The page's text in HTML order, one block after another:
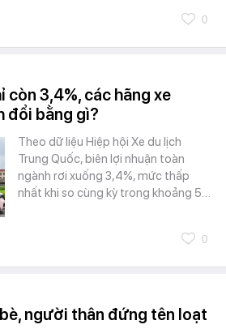
0
còn 3,4%, các hãng xe
đổi bằng gì?
Theo dữ liệu Hiệp hội Xe du lịch
Trung Quốc, biên lợi nhuận toàn
ngành rơi xuống 3,4%, mức thấp
nhất khi so cùng kỳ trong khoảng 5…
0
người thân đứng tên loạt